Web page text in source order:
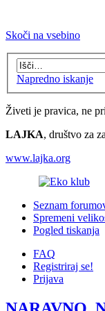
Skoči na vsebino
Napredno iskanje
Živeti je pravica, ne
LAJKA, društvo za
www.lajka.org
Seznam
Spremeni
Pogled tiskanja
FAQ
Registriraj se!
Prijava